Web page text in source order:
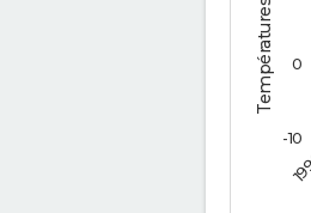
-10
0